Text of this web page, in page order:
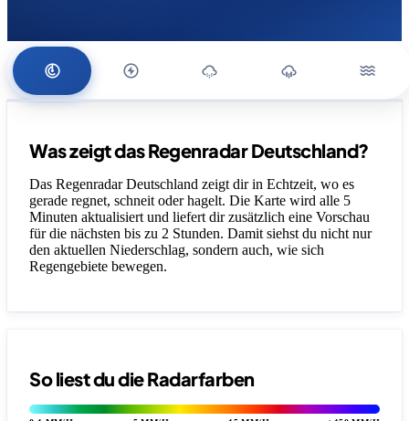
Was zeigt das Regenradar Deutschland?
Das Regenradar Deutschland zeigt dir in Echtzeit, wo es
gerade regnet, schneit oder hagelt. Die Karte wird alle 5
Minuten aktualisiert und liefert dir zusätzlich eine Vorschau
für die nächsten bis zu 2 Stunden. Damit siehst du nicht nur
den aktuellen Niederschlag, sondern auch, wie sich
Regengebiete bewegen.
So liest du die Radarfarben